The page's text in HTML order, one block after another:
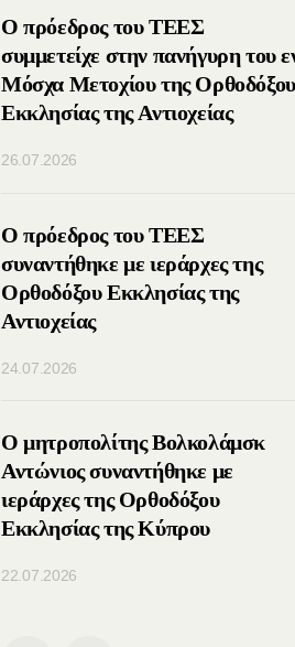
Ο πρόεδρος του ΤΕΕΣ
συμμετείχε στην πανήγυρη του
Μόσχα Μετοχίου της Ορθοδόξου
Εκκλησίας της Αντιοχείας
26.07.2026
Ο πρόεδρος του ΤΕΕΣ
συναντήθηκε με ιεράρχες της
Ορθοδόξου Εκκλησίας της
Αντιοχείας
24.07.2026
Ο μητροπολίτης Βολκολάμσκ
Αντώνιος συναντήθηκε με
ιεράρχες της Ορθοδόξου
Εκκλησίας της Κύπρου
22.07.2026